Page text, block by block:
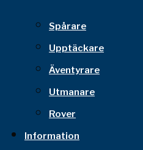
Spårare
Upptäckare
Äventyrare
Utmanare
Rover
Information